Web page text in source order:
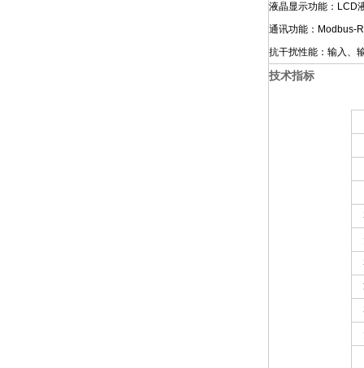
液晶显示功能：LCD
通讯功能：Modbus-
抗干扰性能：输入、
技术指标